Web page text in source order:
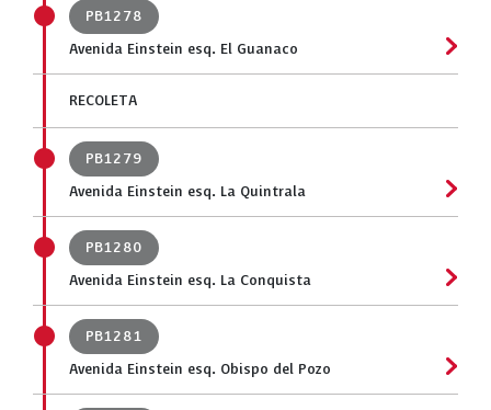
PB1278
Avenida Einstein esq. El Guanaco
RECOLETA
PB1279
Avenida Einstein esq. La Quintrala
PB1280
Avenida Einstein esq. La Conquista
PB1281
Avenida Einstein esq. Obispo del Pozo